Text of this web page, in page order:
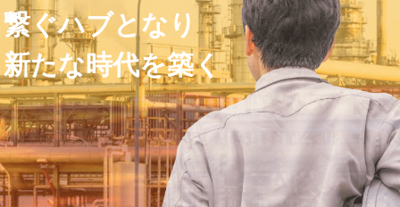
繋ぐハブとなり
新たな時代を築く